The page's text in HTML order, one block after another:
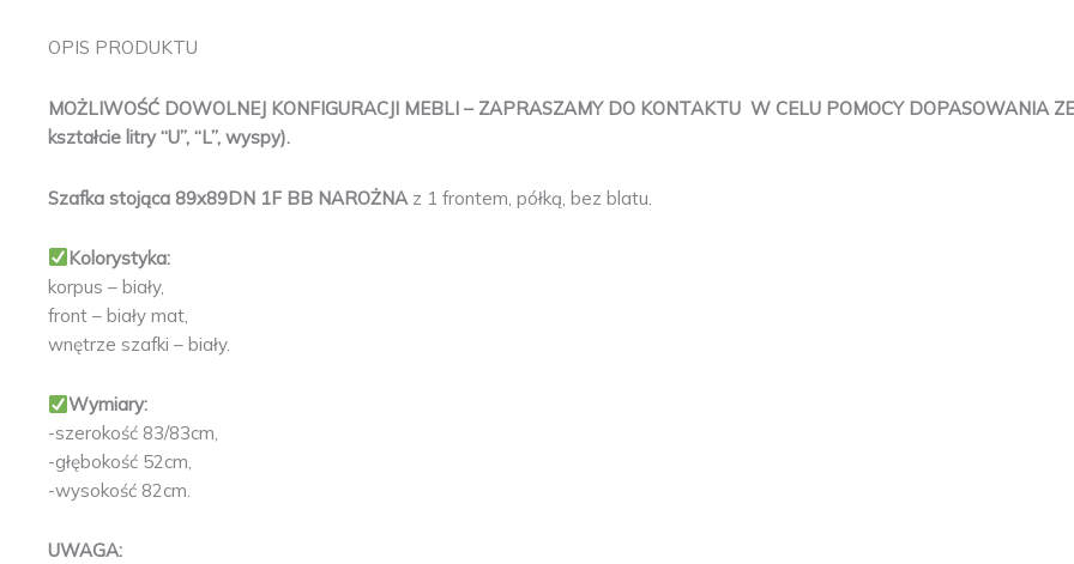
OPIS PRODUKTU
MOŻLIWOŚĆ DOWOLNEJ KONFIGURACJI MEBLI – ZAPRASZAMY DO KONTAKTU W CELU POMOCY DOPASOWANIA
kształcie litry “U”, “L”, wyspy).
Szafka stojąca 89x89DN 1F BB NAROŻNA z 1 frontem, półką, bez blatu.
Kolorystyka:
korpus – biały,
front – biały mat,
wnętrze szafki – biały.
Wymiary:
-szerokość 83/83cm,
-głębokość 52cm,
-wysokość 82cm.
UWAGA: